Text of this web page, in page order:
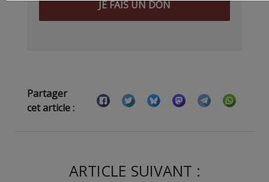
JE FAIS UN DON
Partager
cet article :
ARTICLE SUIVANT :